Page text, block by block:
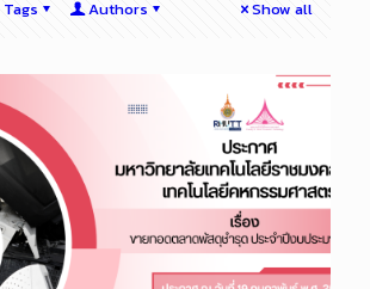
Tags Authors Show all